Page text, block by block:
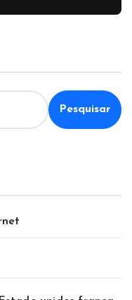
Pesquisar